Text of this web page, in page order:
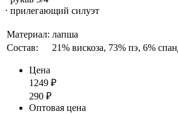
⋅ прилегающий силуэт
Материал: лапша
Состав:
21% вискоза, 73% пэ, 6%
Цена
1249 ₽
290 ₽
Оптовая цена